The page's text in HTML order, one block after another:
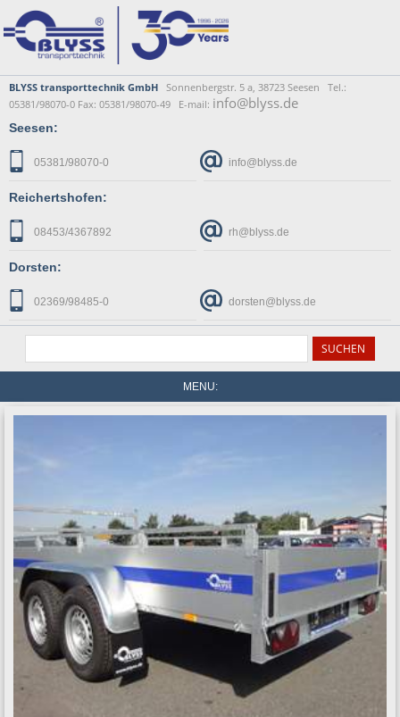
BLYSS transporttechnik GmbH Sonnenbergstr. 5 a, 38723 Seesen Tel.:
05381/98070-0 Fax: 05381/98070-49 E-mail: info@blyss.de
Seesen:
05381/98070-0 info@blyss.de
Reichertshofen:
08453/4367892 rh@blyss.de
Dorsten:
02369/98485-0 dorsten@blyss.de
MENU: